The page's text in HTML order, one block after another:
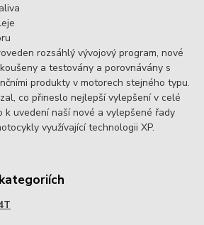
rozsáhlý vývojový program, nové
a testovány a porovnávány s
produkty v motorech stejného typu.
co přineslo nejlepší vylepšení v celé
k uvedení naší nové a vylepšené řady
využívající technologii XP.